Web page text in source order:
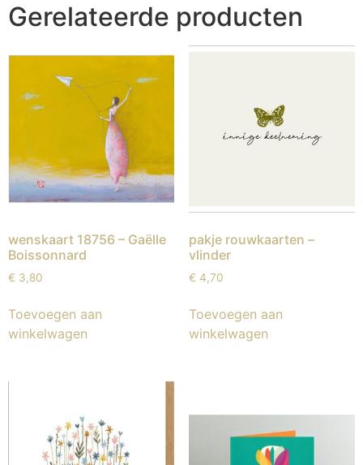
Gerelateerde producten
wenskaart 18756 – Gaëlle
Boissonnard
€ 3,80
Toevoegen aan
winkelwagen
pakje rouwkaarten –
vlinder
€ 4,70
Toevoegen aan
winkelwagen